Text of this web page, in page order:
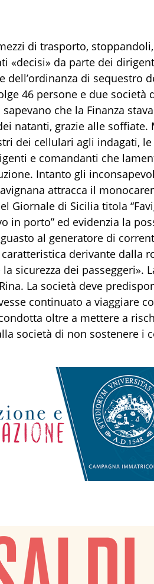
di trasporto,
«decisi» da parte dei
dell’ordinanza di sequestro
46 persone e due società
che la Finanza
natanti, grazie alle
dei cellulari agli indagati,
e comandanti che
Intanto gli
attracca il
Giornale di Sicilia titola
in porto” ed evidenzia la
al generatore di
derivante dalla
sicurezza dei passeggeri».
La società deve
continuato a viaggiare
oltre a mettere a
società di non sostenere i